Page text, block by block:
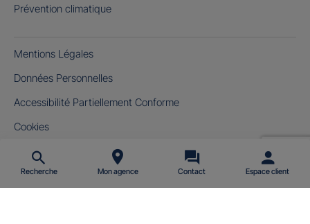
Recherche Mon agence Contact Espace client
Prévention climatique
Mentions Légales
Données Personnelles
Accessibilité Partiellement Conforme
Cookies
Gérer mes cookies